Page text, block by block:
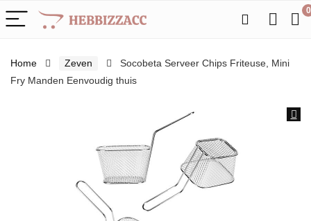
0
Home Zeven
Socobeta Serveer Chips Friteuse, Mini
Fry Manden Eenvoudig thuis